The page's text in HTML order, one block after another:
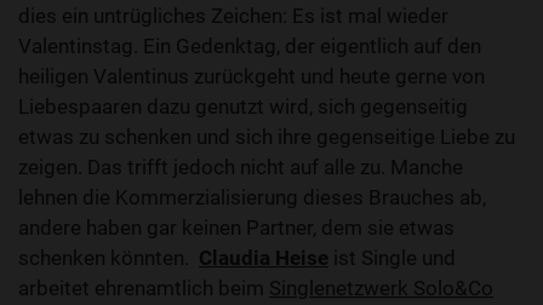
dies ein untrügliches Zeichen: Es ist mal wieder
Valentinstag. Ein Gedenktag, der eigentlich auf den
heiligen Valentinus zurückgeht und heute gerne von
Liebespaaren dazu genutzt wird, sich gegenseitig
etwas zu schenken und sich ihre gegenseitige Liebe zu
zeigen. Das trifft jedoch nicht auf alle zu. Manche
lehnen die Kommerzialisierung dieses Brauches ab,
andere haben gar keinen Partner, dem sie etwas
schenken könnten. Claudia Heise ist Single und
arbeitet ehrenamtlich beim Singlenetzwerk Solo&Co